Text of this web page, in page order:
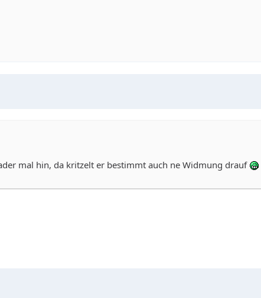
mal hin, da kritzelt er bestimmt auch ne Widmung drauf